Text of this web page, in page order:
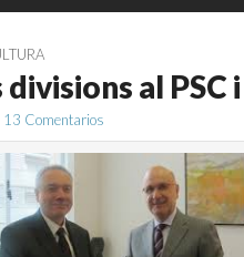
al PSC
13 Comentarios